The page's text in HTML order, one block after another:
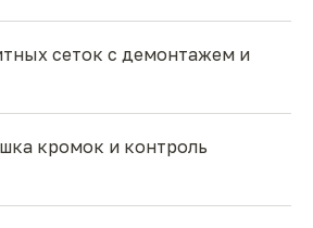
сеток с демонтажем и
кромок и контроль